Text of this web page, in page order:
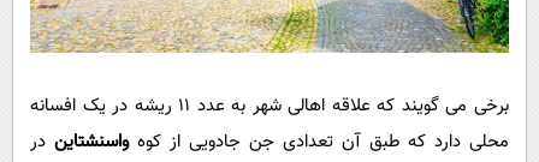
برخی می گویند که علاقه اهالی شهر به عدد 11 ریشه در یک افسانه
محلی دارد که طبق آن تعدادی جن جادویی از کوهواسنشتاین در